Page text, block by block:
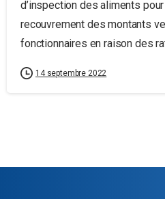
d’inspection des aliments
recouvrement des montants
fonctionnaires en raison des
14 septembre 2022